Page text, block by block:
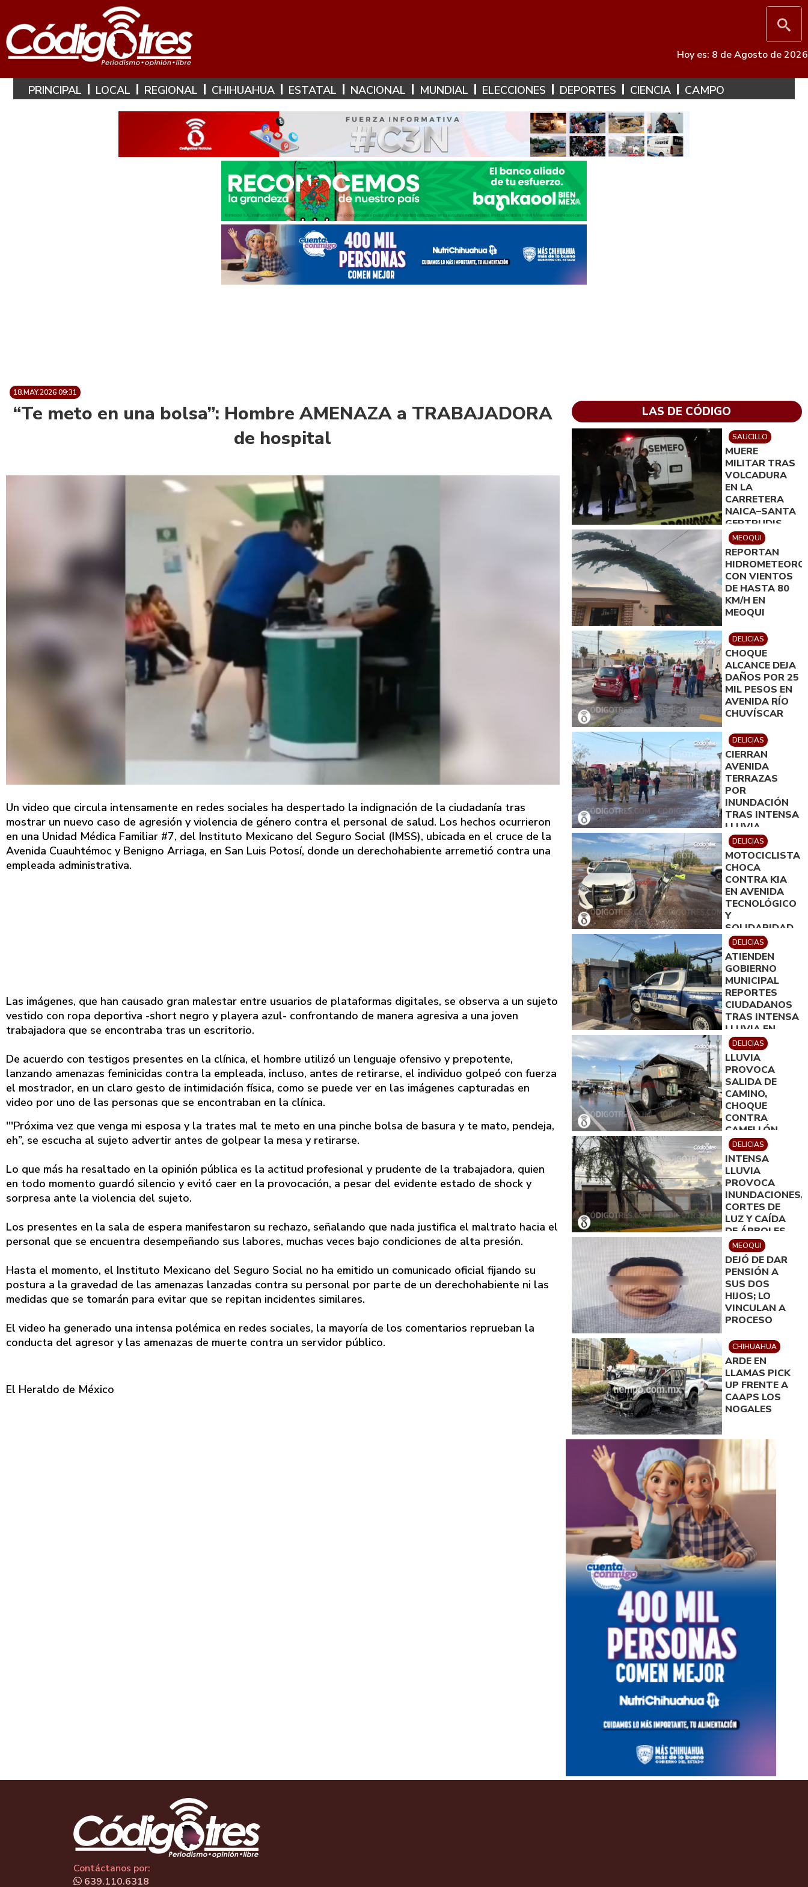
Hoy es: 8 de Agosto de 2026
PRINCIPAL LOCAL REGIONAL CHIHUAHUA ESTATAL NACIONAL MUNDIAL ELECCIONES DEPORTES CIENCIA CAMPO
18.MAY.2026 09:31
“Te meto en una bolsa”: Hombre AMENAZA a TRABAJADORA
de hospital
Un video que circula intensamente en redes sociales ha despertado la indignación de la ciudadanía tras
mostrar un nuevo caso de agresión y violencia de género contra el personal de salud. Los hechos ocurrieron
en una Unidad Médica Familiar #7, del Instituto Mexicano del Seguro Social (IMSS), ubicada en el cruce de la
Avenida Cuauhtémoc y Benigno Arriaga, en San Luis Potosí, donde un derechohabiente arremetió contra una
empleada administrativa.
Las imágenes, que han causado gran malestar entre usuarios de plataformas digitales, se observa a un sujeto
vestido con ropa deportiva -short negro y playera azul- confrontando de manera agresiva a una joven
trabajadora que se encontraba tras un escritorio.
De acuerdo con testigos presentes en la clínica, el hombre utilizó un lenguaje ofensivo y prepotente,
lanzando amenazas feminicidas contra la empleada, incluso, antes de retirarse, el individuo golpeó con fuerza
el mostrador, en un claro gesto de intimidación física, como se puede ver en las imágenes capturadas en
video por uno de las personas que se encontraban en la clínica.
'''Próxima vez que venga mi esposa y la trates mal te meto en una pinche bolsa de basura y te mato, pendeja,
eh”, se escucha al sujeto advertir antes de golpear la mesa y retirarse.
Lo que más ha resaltado en la opinión pública es la actitud profesional y prudente de la trabajadora, quien
en todo momento guardó silencio y evitó caer en la provocación, a pesar del evidente estado de shock y
sorpresa ante la violencia del sujeto.
Los presentes en la sala de espera manifestaron su rechazo, señalando que nada justifica el maltrato hacia el
personal que se encuentra desempeñando sus labores, muchas veces bajo condiciones de alta presión.
Hasta el momento, el Instituto Mexicano del Seguro Social no ha emitido un comunicado oficial fijando su
postura a la gravedad de las amenazas lanzadas contra su personal por parte de un derechohabiente ni las
medidas que se tomarán para evitar que se repitan incidentes similares.
El video ha generado una intensa polémica en redes sociales, la mayoría de los comentarios reprueban la
conducta del agresor y las amenazas de muerte contra un servidor público.
El Heraldo de México
LAS DE CÓDIGO
SAUCILLO
MUERE
MILITAR TRAS
VOLCADURA
EN LA
CARRETERA
NAICA–SANTA
GERTRUDIS
MEOQUI
REPORTAN
HIDROMETEORO
CON VIENTOS
DE HASTA 80
KM/H EN
MEOQUI
DELICIAS
CHOQUE
ALCANCE DEJA
DAÑOS POR 25
MIL PESOS EN
AVENIDA RÍO
CHUVÍSCAR
DELICIAS
CIERRAN
AVENIDA
TERRAZAS
POR
INUNDACIÓN
TRAS INTENSA
LLUVIA
DELICIAS
MOTOCICLISTA
CHOCA
CONTRA KIA
EN AVENIDA
TECNOLÓGICO
Y
SOLIDARIDAD
DELICIAS
ATIENDEN
GOBIERNO
MUNICIPAL
REPORTES
CIUDADANOS
TRAS INTENSA
LLUVIA EN
DELICIAS
DELICIAS
LLUVIA
PROVOCA
SALIDA DE
CAMINO,
CHOQUE
CONTRA
CAMELLÓN,
DERRIBO DE
DOS
ARBOTANTES
Y DAÑOS DE
100 MIL PESOS
DELICIAS
INTENSA
LLUVIA
PROVOCA
INUNDACIONES,
CORTES DE
LUZ Y CAÍDA
DE ÁRBOLES
EN DELICIAS
MEOQUI
DEJÓ DE DAR
PENSIÓN A
SUS DOS
HIJOS; LO
VINCULAN A
PROCESO
CHIHUAHUA
ARDE EN
LLAMAS PICK
UP FRENTE A
CAAPS LOS
NOGALES
Contáctanos por:
639.110.6318